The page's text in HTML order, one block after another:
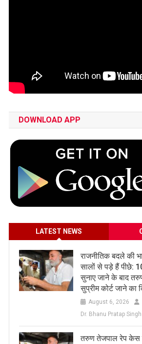
DOWNLOAD APP
LATEST NEWS
राजनीतिक बदले की
सालों से पड़े हैं पीछे:
सुनाए जाने के बाद
सुप्रीम कोर्ट जाने का
August 6, 2026
Dr. Bhanu Pratap Singh
तरुण तेजपाल रेप केस में